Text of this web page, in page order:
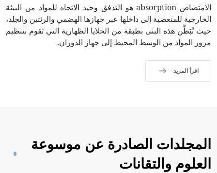
الامتصاص absorption هو التدفق وحيد الاتجاه للمواد من البيئة
الخارجية للمتعضية إلى داخلها عبر جهازها الهضمي والرئتين والجلد،
حيث تُبَطَّن هذه البنى بطبقة من الخلايا الظهارية التي تقوم بتنظيم
مرور المواد من الوسط المحيط إلى جهاز الدوران.
اقرأ المزيد
المجلدات الصادرة عن موسوعة
العلوم والتقانات